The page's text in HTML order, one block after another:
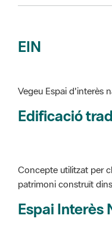
EIN
Vegeu Espai d'interès
Edificació
Concepte utilitzat per
patrimoni construït
Espai Interès